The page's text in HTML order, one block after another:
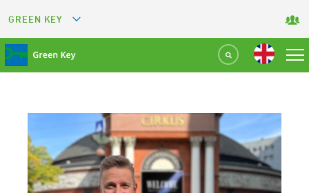
GREEN KEY
GREEN RESTAURANT
GREEN SPORT FACILITY
GREEN TOURISM ORGANIZATION
GREEN CAMPING